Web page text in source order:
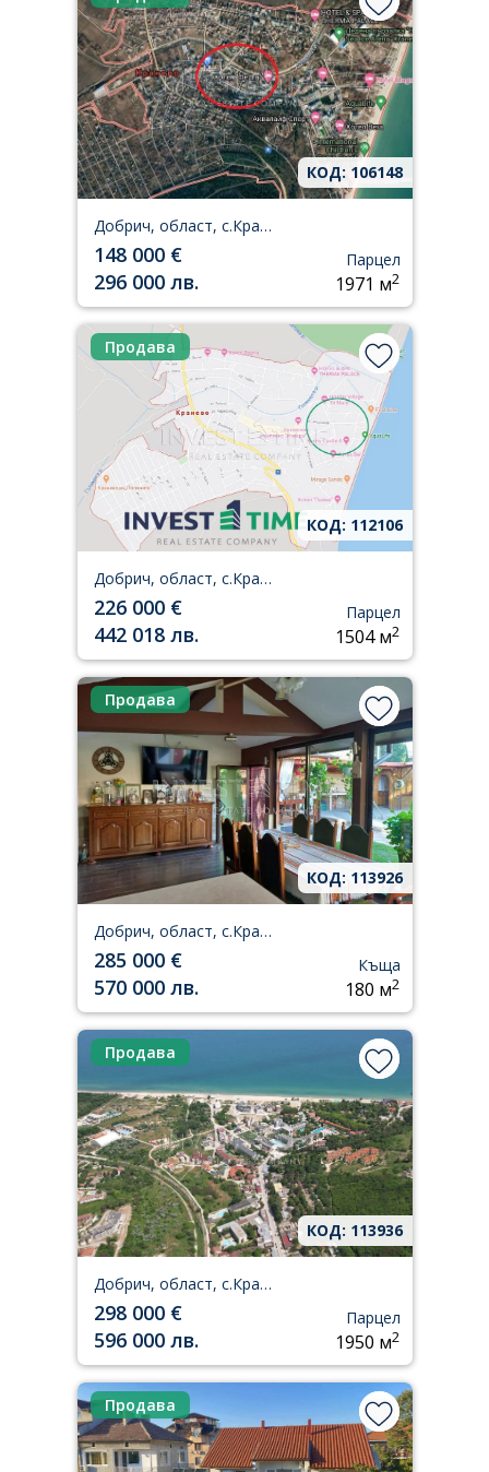
КОД: 106148
Добрич, област, с.Кранево
148 000 €
296 000 лв.
Парцел
1971 м2
Продава
КОД: 112106
Добрич, област, с.Кранево
226 000 €
442 018 лв.
Парцел
1504 м2
Продава
КОД: 113926
Добрич, област, с.Кранево
285 000 €
570 000 лв.
Къща
180 м2
Продава
КОД: 113936
Добрич, област, с.Кранево
298 000 €
596 000 лв.
Парцел
1950 м2
Продава